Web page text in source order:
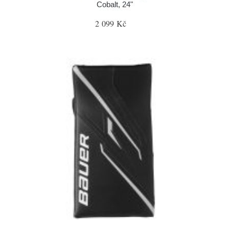
Cobalt, 24"
2 099 Kč